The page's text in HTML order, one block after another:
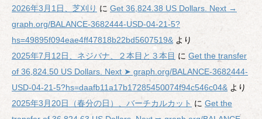
2026年3月1日、芝刈り に Get 36,824.38 US Dollars. Next →
graph.org/BALANCE-3682444-USD-04-21-5?
hs=49895f094eae4ff47818b22bd5607519& より
2025年7月12日、ネジバナ、２本目と３本目 に Get the transfer
of 36,824.50 US Dollars. Next ➤ graph.org/BALANCE-3682444-
USD-04-21-5?hs=daafb11a17b17285450074f94c546c04& より
2025年3月20日（春分の日）、バーチカルカット に Get the